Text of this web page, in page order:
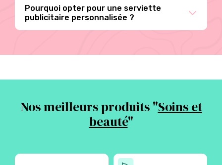
Pourquoi opter pour une serviette
publicitaire personnalisée ?
Nos meilleurs produits "Soins et
beauté"